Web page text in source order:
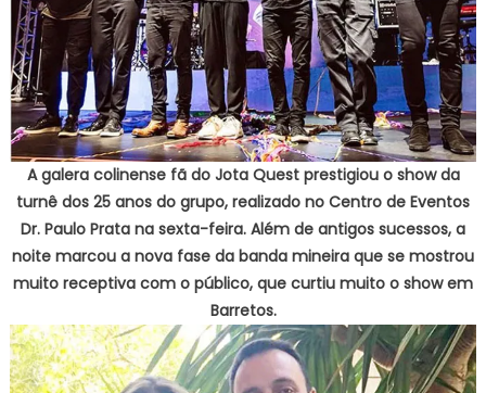
A galera colinense fã do Jota Quest prestigiou o show da
turnê dos 25 anos do grupo, realizado no Centro de Eventos
Dr. Paulo Prata na sexta-feira. Além de antigos sucessos, a
noite marcou a nova fase da banda mineira que se mostrou
muito receptiva com o público, que curtiu muito o show em
Barretos.